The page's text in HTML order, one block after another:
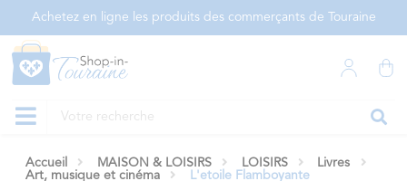
Achetez en ligne les produits des commerçants de Touraine
Accueil MAISON & LOISIRS LOISIRS
Livres
Art, musique et cinéma
L'etoile Flamboyante
Panneau de gestion des cookies